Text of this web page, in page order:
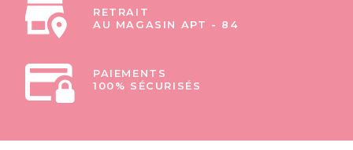
RETRAIT
AU MAGASIN APT - 84
PAIEMENTS
100% SÉCURISÉS